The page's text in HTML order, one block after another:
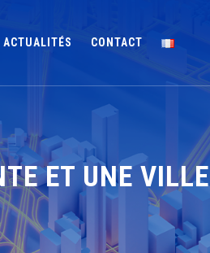
ACTUALITÉS CONTACT
ET UNE VILLE